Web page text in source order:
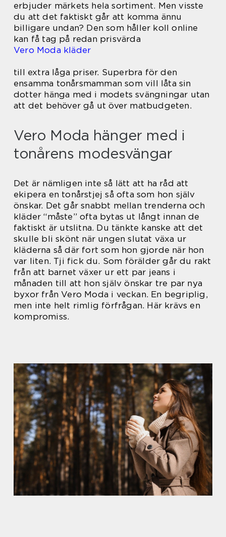
erbjuder märkets hela sortiment. Men visste
du att det faktiskt går att komma ännu
billigare undan? Den som håller koll online
kan få tag på redan prisvärda
Vero Moda kläder
till extra låga priser. Superbra för den
ensamma tonårsmamman som vill låta sin
dotter hänga med i modets svängningar utan
att det behöver gå ut över matbudgeten.
Vero Moda hänger med i
tonårens modesvängar
Det är nämligen inte så lätt att ha råd att
ekipera en tonårstjej så ofta som hon själv
önskar. Det går snabbt mellan trenderna och
kläder “måste” ofta bytas ut långt innan de
faktiskt är utslitna. Du tänkte kanske att det
skulle bli skönt när ungen slutat växa ur
kläderna så där fort som hon gjorde när hon
var liten. Tji fick du. Som förälder går du rakt
från att barnet växer ur ett par jeans i
månaden till att hon själv önskar tre par nya
byxor från Vero Moda i veckan. En begriplig,
men inte helt rimlig förfrågan. Här krävs en
kompromiss.